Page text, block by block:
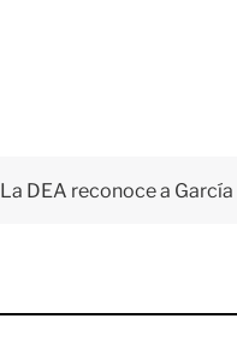
La DEA reconoce a